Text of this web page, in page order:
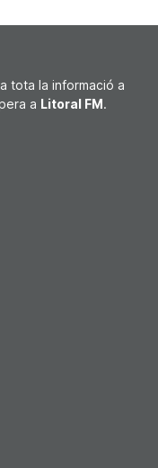
tota la informació a
a Litoral FM .